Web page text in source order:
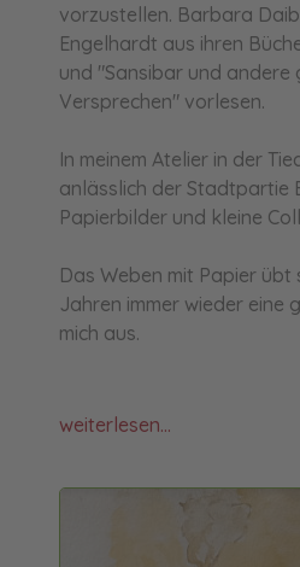
vorzustellen. Barbara
Engelhardt aus ihren
und "Sansibar und andere
Versprechen" vorlesen.
In meinem Atelier in der
anlässlich der Stadtpartie
Papierbilder und kleine
Das Weben mit Papier übt
Jahren immer wieder eine
mich aus.
weiterlesen...